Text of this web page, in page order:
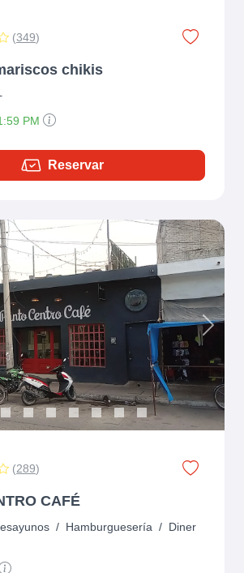
(349)
chikis
PM
Reservar
Next
(289)
CAFÉ
/ Hamburguesería / Diner